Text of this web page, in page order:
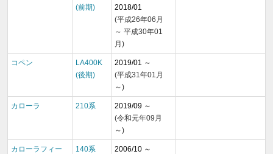
(前期)
2018/01
(平成26年06月
～ 平成30年01
月)
コペン
LA400K
(後期)
2019/01 ～
(平成31年01月
～)
カローラ 210系
2019/09 ～
(令和元年09月
～)
カローラフィー
140系
2006/10 ～